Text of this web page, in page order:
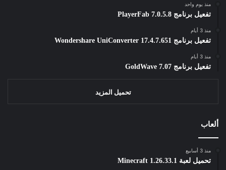
منذ يوم واحد
تفعيل برنامج PlayerFab 7.0.5.8
منذ 3 أيام
تفعيل برنامج Wondershare UniConverter 17.4.7.651
منذ 3 أيام
تفعيل برنامج GoldWave 7.07
تحميل المزيد
ألعاب
منذ 3 أسابيع
تحميل لعبة Minecraft 1.26.33.1